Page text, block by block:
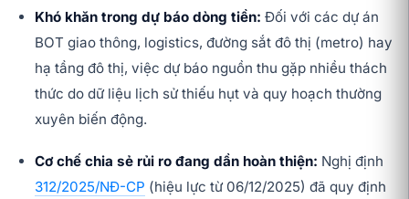
Khó khăn trong dự báo dòng tiền: Đối với các dự án
BOT giao thông, logistics, đường sắt đô thị (metro) hay
hạ tầng đô thị, việc dự báo nguồn thu gặp nhiều thách
thức do dữ liệu lịch sử thiếu hụt và quy hoạch thường
xuyên biến động.
Cơ chế chia sẻ rủi ro đang dần hoàn thiện: Nghị định
312/2025/NĐ-CP (hiệu lực từ 06/12/2025) đã quy định